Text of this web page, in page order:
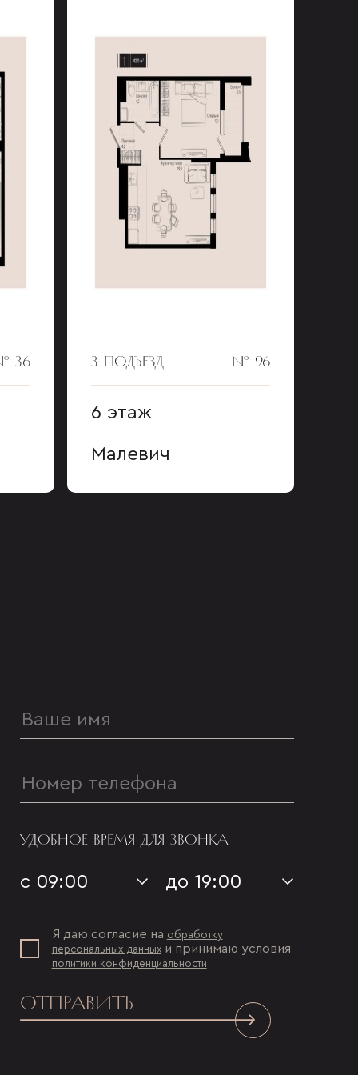
36 3 ПОДЪЕЗД № 96
6 этаж
Малевич
УДОБНОЕ ВРЕМЯ ДЛЯ ЗВОНКА
с 09:00 до 19:00
Я даю согласие на обработку
персональных данныхи принимаю условия
политики конфиденциальности
ОТПРАВИТЬ